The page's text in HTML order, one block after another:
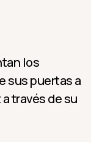
los
sus puertas a
través de su